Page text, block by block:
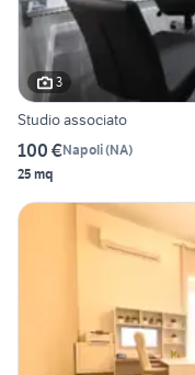
3
Studio associato
100 €Napoli(NA)
25 mq